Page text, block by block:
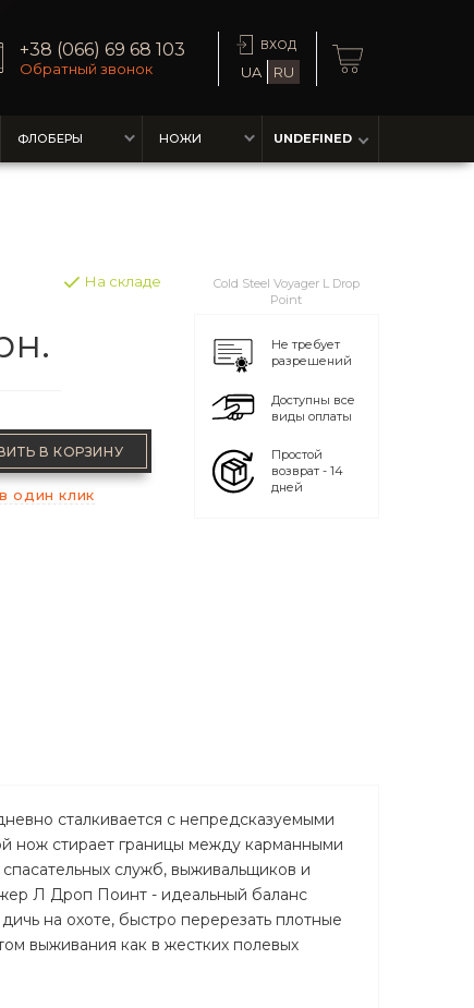
+38 (066) 69 68 103
Обратный звонок
ВХОД
UA RU
ФЛОБЕРЫ НОЖИ UNDEFINED
На складе
В КОРЗИНУ
один клик
Cold Steel Voyager L Drop
Point
Не требует
разрешений
Доступны все
виды оплаты
Простой
возврат - 14
дней
сталкивается с непредсказуемыми
нож стирает границы между карманными
служб, выживальщиков и
Л Дроп Поинт - идеальный баланс
на охоте, быстро перерезать плотные
выживания как в жестких полевых